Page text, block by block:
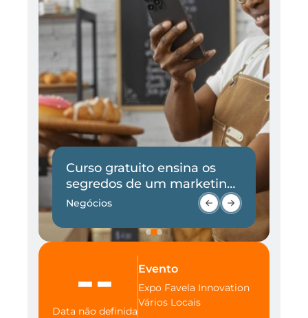
Curso gratuito ensina os
segredos de um marketing
eficaz
Negócios
--
Data não definida
Evento
Expo Favela Innovation
Vários Locais